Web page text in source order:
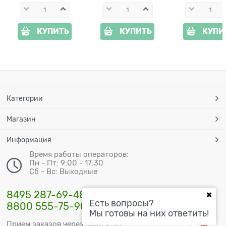
КУПИТЬ КУПИТЬ
Категории
Магазин
Информация
Время работы операторов:
Пн - Пт: 9:00 - 17:30
Сб - Вс: Выходные
8495 287-69-48
8800 555-75-90
Прием заказов через сайт: 24/7
Есть вопросы?
Мы готовы на них ответить!